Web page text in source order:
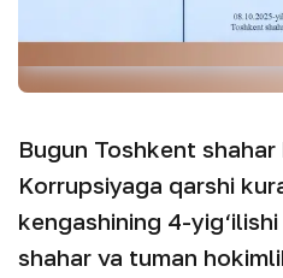
Bugun Toshkent
Korrupsiyaga qarshi
kengashining 4-
shahar va tuman